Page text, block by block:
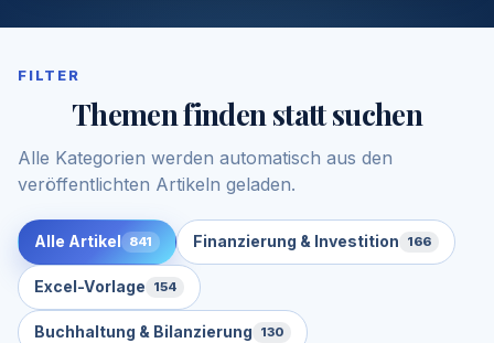
FILTER
Themen finden statt suchen
Alle Kategorien werden automatisch aus den
veröffentlichten Artikeln geladen.
Alle Artikel 841 Finanzierung & Investition 166
Excel-Vorlage 154
Buchhaltung & Bilanzierung 130